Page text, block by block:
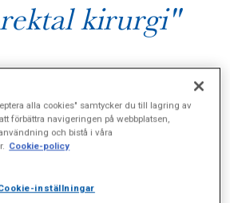
kirurgi"
alla cookies" samtycker du till lagring av
förbättra navigeringen på webbplatsen,
och bistå i våra
Cookie-policy
inställningar